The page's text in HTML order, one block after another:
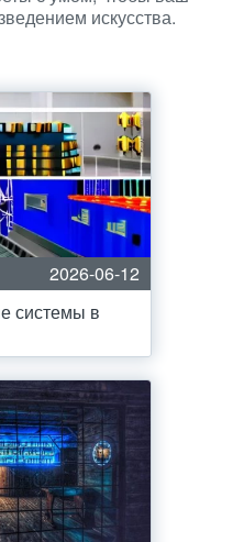
искусства.
2026-06-12
системы в